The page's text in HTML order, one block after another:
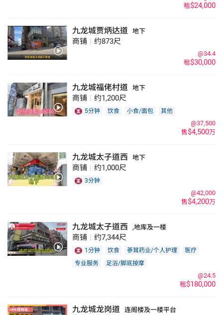
租$24,000
九龙城贾炳达道 地下
商铺 约873尺
租$30,000
@34.4
九龙城福佬村道 地下
商铺 约1,200尺
5分钟 饮食 小食/面包 其他
售$4,500万
@37,500
九龙城太子道西 地下
商铺 约1,000尺
3分钟
售$4,200万
@42,000
九龙城太子道西 ,地库及一楼
商铺 约7,344尺
1分钟 饮食 蔘茸药业/个人护理
医疗
专业服务
足浴/脚底按摩
租$180,000
@24.5
九龙城龙岗道 连阁楼及一楼平台